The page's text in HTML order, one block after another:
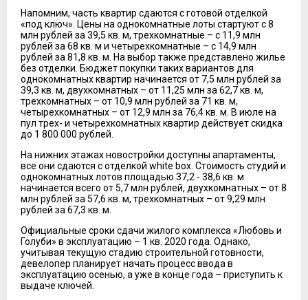
Напомним, часть квартир сдаются с готовой отделкой
«под ключ». Цены на однокомнатные лоты стартуют с 8
млн рублей за 39,5 кв. м, трехкомнатные – с 11,9 млн
рублей за 68 кв. м и четырехкомнатные – с 14,9 млн
рублей за 81,8 кв. м. На выбор также представлено жилье
без отделки. Бюджет покупки таких вариантов для
однокомнатных квартир начинается от 7,5 млн рублей за
39,3 кв. м, двухкомнатных – от 11,25 млн за 62,7 кв. м,
трехкомнатных – от 10,9 млн рублей за 71 кв. м,
четырехкомнатных – от 12,9 млн за 76,4 кв. м. В июле на
пул трех- и четырехкомнатных квартир действует скидка
до 1 800 000 рублей.
На нижних этажах новостройки доступны апартаменты,
все они сдаются с отделкой white box. Стоимость студий и
однокомнатных лотов площадью 37,2 - 38,6 кв. м
начинается всего от 5,7 млн рублей, двухкомнатных – от 8
млн рублей за 57,6 кв. м, трехкомнатных – от 9,29 млн
рублей за 67,3 кв. м.
Официальные сроки сдачи жилого комплекса «Любовь и
Голуби» в эксплуатацию – 1 кв. 2020 года. Однако,
учитывая текущую стадию строительной готовности,
девелопер планирует начать процесс ввода в
эксплуатацию осенью, а уже в конце года – приступить к
выдаче ключей.